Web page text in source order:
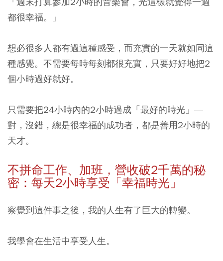
都很幸福。」
想必很多人都有過這種感受，而充實的一天就如同這
種感覺。不需要每時每刻都很充實，只要好好地把2
個小時過好就好。
只需要把24小時內的2小時過成「最好的時光」—
對，沒錯，總是很幸福的成功者，都是善用2小時的
天才。
不拼命工作、加班，營收破2千萬的秘
密：每天2小時享受「幸福時光」
察覺到這件事之後，我的人生有了巨大的轉變。
我學會在生活中享受人生。